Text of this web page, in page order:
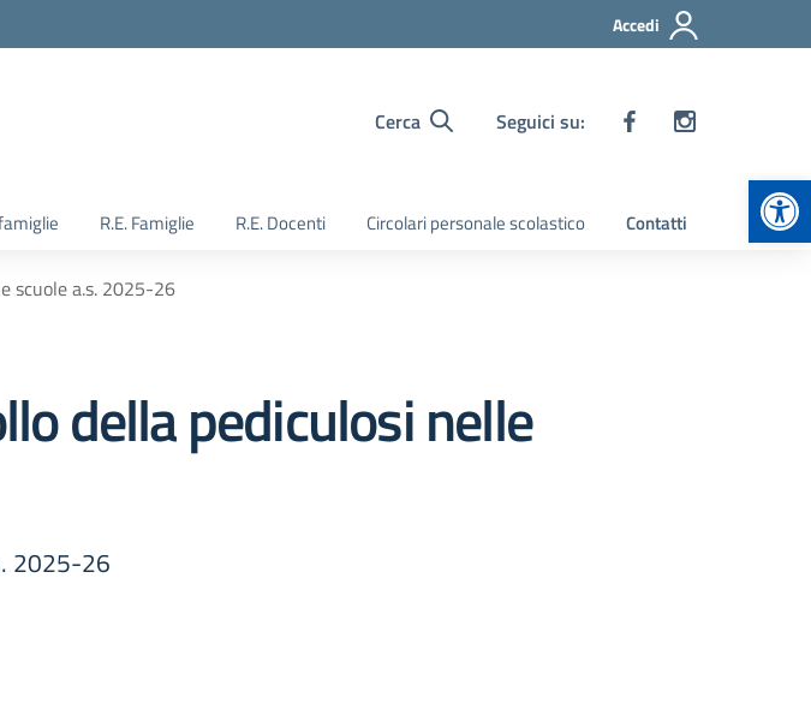
Accedi
Cerca Seguici su:
R.E. Famiglie R.E. Docenti Circolari personale scolastico Contatti
scuole a.s. 2025-26
della pediculosi nelle
2025-26